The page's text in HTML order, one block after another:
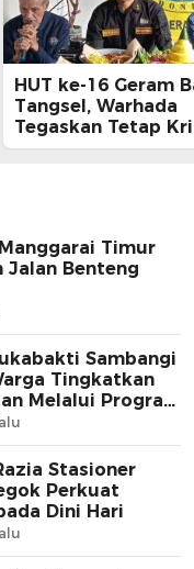
HUT ke-16 Geram
Tangsel, Warhada
Tegaskan Tetap
Kawal Kepentingan
Timur
Jalan Benteng
Sambangi
Tingkatkan
Melalui Program
Stasioner
Perkuat
Dini Hari